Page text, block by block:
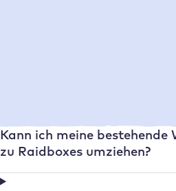
Kann ich meine bestehende
zu Raidboxes umziehen?